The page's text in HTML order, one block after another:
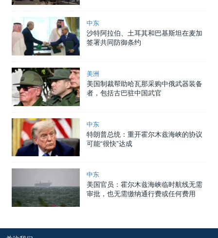
中东
沙特阿拉伯、土耳其和巴基斯坦在麦加
签署共同防御条约
美洲
美国制裁帮助哈瓦那采购中俄武器装备
者，包括古巴驻中国武官
中东
特朗普总统：重开霍尔木兹海峡的协议
可能“很快”达成
中东
美国官员：霍尔木兹海峡临时航线无需
审批，也无需缴纳通行费或任何费用